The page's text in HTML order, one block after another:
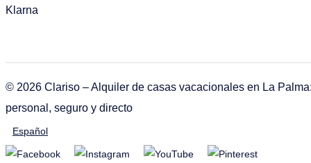
© 2026 Clariso – Alquiler de casas vacacionales en La
personal, seguro y directo
Español